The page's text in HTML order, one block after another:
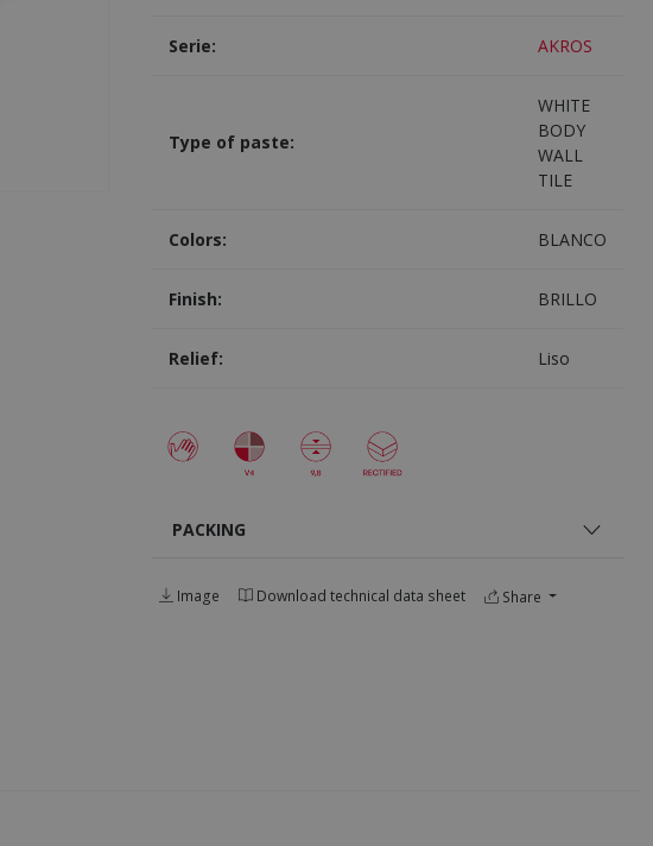
Serie: AKROS
Type of paste:
WHITE
BODY
WALL
TILE
Colors: BLANCO
Finish: BRILLO
Relief: Liso
PACKING
Image Download technical data sheet Share